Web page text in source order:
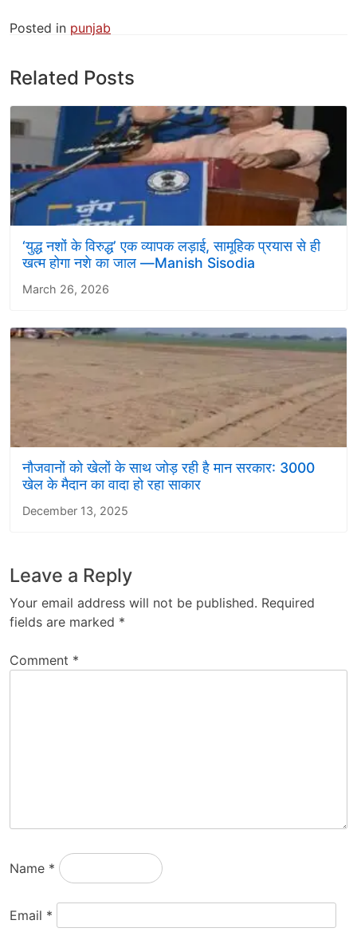
Posted in punjab
Related Posts
‘युद्ध नशों के विरुद्ध’ एक व्यापक लड़ाई, सामूहिक प्रयास से ही
खत्म होगा नशे का जाल —Manish Sisodia
March 26, 2026
नौजवानों को खेलों के साथ जोड़ रही है मान सरकार: 3000
खेल के मैदान का वादा हो रहा साकार
December 13, 2025
Leave a Reply
Your email address will not be published. Required
fields are marked *
Comment *
Name *
Email *